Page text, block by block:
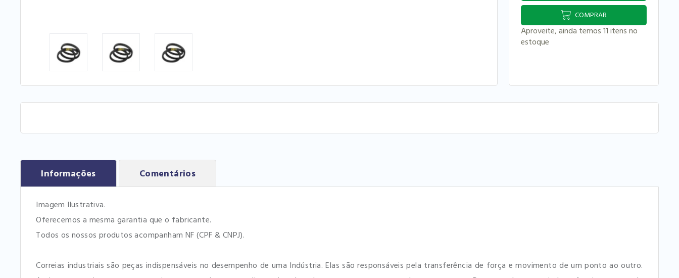
COMPRAR
Aproveite, ainda temos 11 itens no
estoque
Informações Comentários
Imagem Ilustrativa.
Oferecemos a mesma garantia que o fabricante.
Todos os nossos produtos acompanham NF (CPF & CNPJ).
Correias industriais são peças indispensáveis no desempenho de uma Indústria. Elas são responsáveis pela transferência de força e movimento de um ponto ao outro.